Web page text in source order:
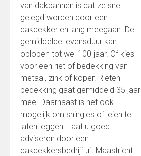
van dakpannen is dat ze snel
gelegd worden door een
dakdekker en lang meegaan. De
gemiddelde levensduur kan
oplopen tot wel 100 jaar. Of kies
voor een riet of bedekking van
metaal, zink of koper. Rieten
bedekking gaat gemiddeld 35 jaar
mee. Daarnaast is het ook
mogelijk om shingles of leien te
laten leggen. Laat u goed
adviseren door een
dakdekkersbedrijf uit Maastricht